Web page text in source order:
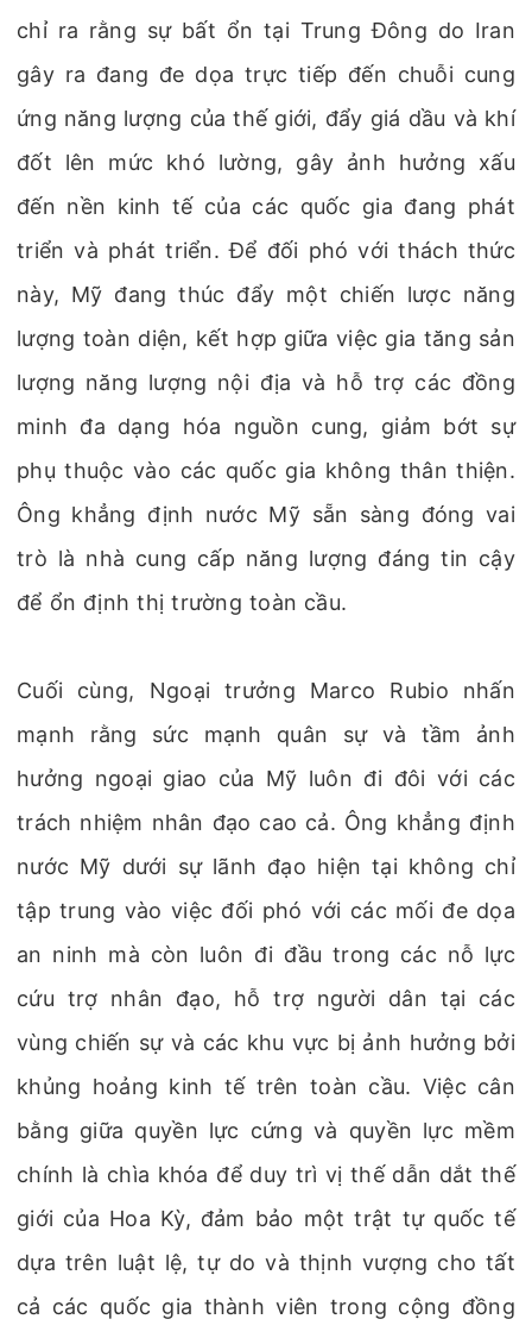
chỉ ra rằng sự bất ổn tại Trung Đông do Iran
gây ra đang đe dọa trực tiếp đến chuỗi cung
ứng năng lượng của thế giới, đẩy giá dầu và khí
đốt lên mức khó lường, gây ảnh hưởng xấu
đến nền kinh tế của các quốc gia đang phát
triển và phát triển. Để đối phó với thách thức
này, Mỹ đang thúc đẩy một chiến lược năng
lượng toàn diện, kết hợp giữa việc gia tăng sản
lượng năng lượng nội địa và hỗ trợ các đồng
minh đa dạng hóa nguồn cung, giảm bớt sự
phụ thuộc vào các quốc gia không thân thiện.
Ông khẳng định nước Mỹ sẵn sàng đóng vai
trò là nhà cung cấp năng lượng đáng tin cậy
để ổn định thị trường toàn cầu.
Cuối cùng, Ngoại trưởng Marco Rubio nhấn
mạnh rằng sức mạnh quân sự và tầm ảnh
hưởng ngoại giao của Mỹ luôn đi đôi với các
trách nhiệm nhân đạo cao cả. Ông khẳng định
nước Mỹ dưới sự lãnh đạo hiện tại không chỉ
tập trung vào việc đối phó với các mối đe dọa
an ninh mà còn luôn đi đầu trong các nỗ lực
cứu trợ nhân đạo, hỗ trợ người dân tại các
vùng chiến sự và các khu vực bị ảnh hưởng bởi
khủng hoảng kinh tế trên toàn cầu. Việc cân
bằng giữa quyền lực cứng và quyền lực mềm
chính là chìa khóa để duy trì vị thế dẫn dắt thế
giới của Hoa Kỳ, đảm bảo một trật tự quốc tế
dựa trên luật lệ, tự do và thịnh vượng cho tất
cả các quốc gia thành viên trong cộng đồng